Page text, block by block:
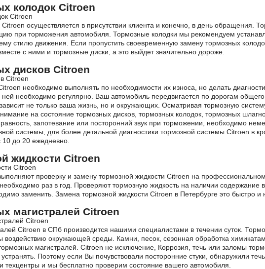
колодок Citroen
осуществляется в присутствии клиента и конечно, в день обращения.
при торможения автомобиля. Тормозные колодки мы рекомендуем
стилю движения. Если пропустить своевременную замену тормозных
с ними и тормозные диски, а это выйдет значительно дороже.
дисков Citroen
необходимо выполнять по необходимости их износа, но делать
ней необходимо регулярно. Ваш автомобиль передвигается по дорогам
не только ваша жизнь, но и окружающих. Осматривая тормозную
на состояние тормозных дисков, тормозных колодок, тормозных
запотевание или посторонний звук при торможении, необходимо
системы, для более детальной диагностики тормозной системы Citroen в
до 20 ежедневно.
жидкости Citroen
проверку и замену тормозной жидкости Citroen на
раз в год. Проверяют тормозную жидкость на наличии содержание
заменить. Замена тормозной жидкости Citroen в Петербурге это быстро и
магистралей Citroen
Citroen в СПб производится нашими специалистами в течении суток.
окружающей среды. Камни, песок, сезонная обработка
магистралей. Citroen не исключение, Коррозия, течь или заломы
Поэтому если Вы почувствовали посторонние стуки, обнаружили
техцентры и мы бесплатно проверим состояние вашего автомобиля.